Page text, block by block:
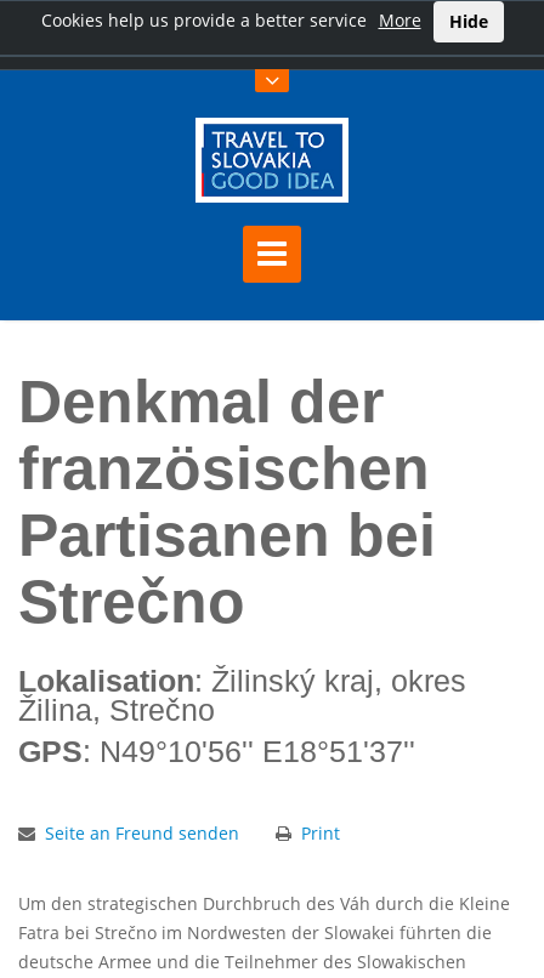
Cookies help us provide a better service More Hide
Denkmal der französischen Partisanen bei Strečno
Denkmal der
französischen
Partisanen bei
Strečno
Lokalisation: Žilinský kraj, okres
Žilina, Strečno
GPS: N49°10'56'' E18°51'37''
Seite an Freund senden Print
Um den strategischen Durchbruch des Váh durch die Kleine
Fatra bei Strečno im Nordwesten der Slowakei führten die
deutsche Armee und die Teilnehmer des Slowakischen